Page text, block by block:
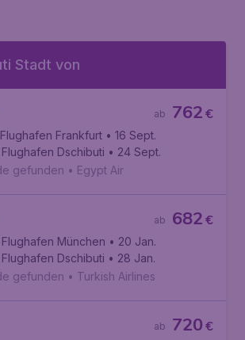
Stadt von
€
762
ab
Flughafen Frankfurt • 16 Sept.
Flughafen Dschibuti • 24 Sept.
gefunden • Egypt Air
€
682
ab
Flughafen München • 20 Jan.
Flughafen Dschibuti • 28 Jan.
gefunden • Turkish Airlines
€
720
ab